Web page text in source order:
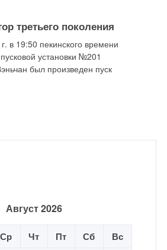
третьего поколения
в 19:50 пекинского времени
установки №201
был произведен пуск
Август 2026
Ср Чт Пт Сб Вс